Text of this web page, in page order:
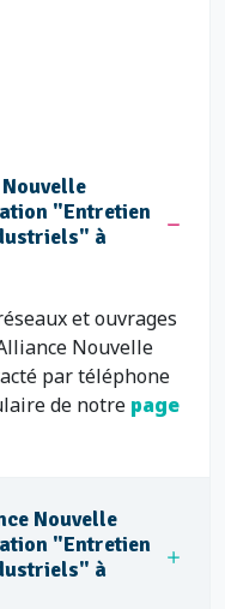
"Entretien
à
et ouvrages
Nouvelle
par téléphone
de notre page
Nouvelle
"Entretien
à